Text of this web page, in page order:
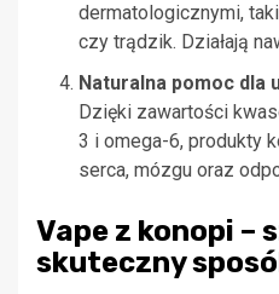
dermatologicznymi,
czy trądzik. Działają
Naturalna pomoc dla
Dzięki zawartości
3 i omega-6, produkty
serca, mózgu oraz
Vape z konopi –
skuteczny